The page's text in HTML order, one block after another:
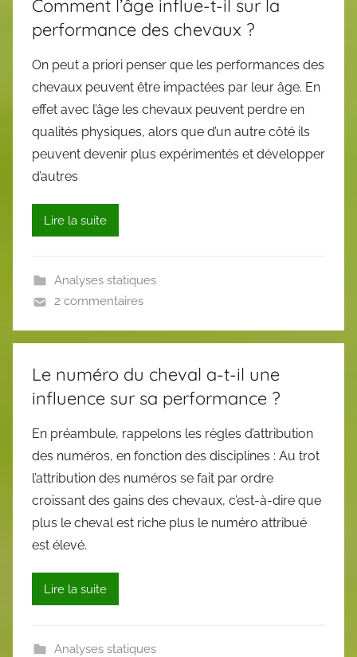
Comment l’âge influe-t-il sur la
performance des chevaux ?
On peut a priori penser que les performances des
chevaux peuvent être impactées par leur âge. En
effet avec l’âge les chevaux peuvent perdre en
qualités physiques, alors que d’un autre côté ils
peuvent devenir plus expérimentés et développer
d’autres
Lire la suite
Analyses statiques
2 commentaires
Le numéro du cheval a-t-il une
influence sur sa performance ?
En préambule, rappelons les règles d’attribution
des numéros, en fonction des disciplines : Au trot
l’attribution des numéros se fait par ordre
croissant des gains des chevaux, c’est-à-dire que
plus le cheval est riche plus le numéro attribué
est élevé.
Lire la suite
Analyses statiques